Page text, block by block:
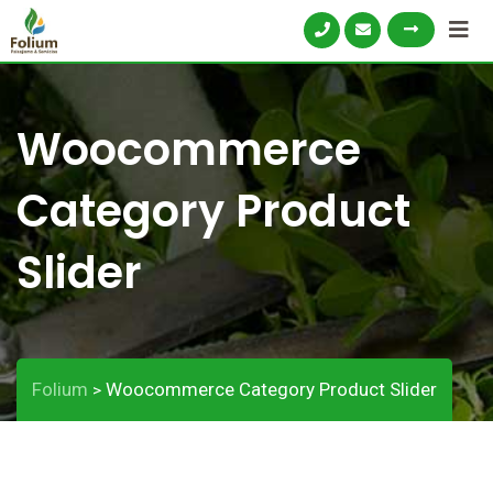
Woocommerce
Category Product
Slider
Folium > Woocommerce Category Product Slider